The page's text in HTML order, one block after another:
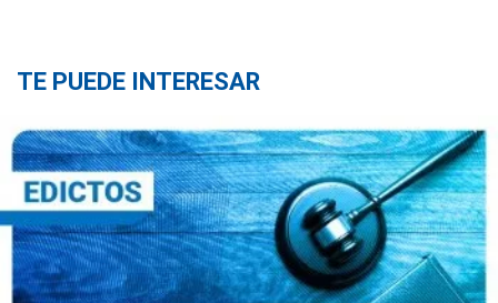
TE PUEDE INTERESAR